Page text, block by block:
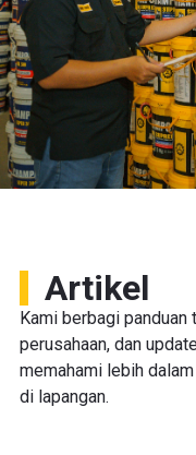
Artikel
Kami berbagi
perusahaan, dan
memahami lebih
di lapangan.